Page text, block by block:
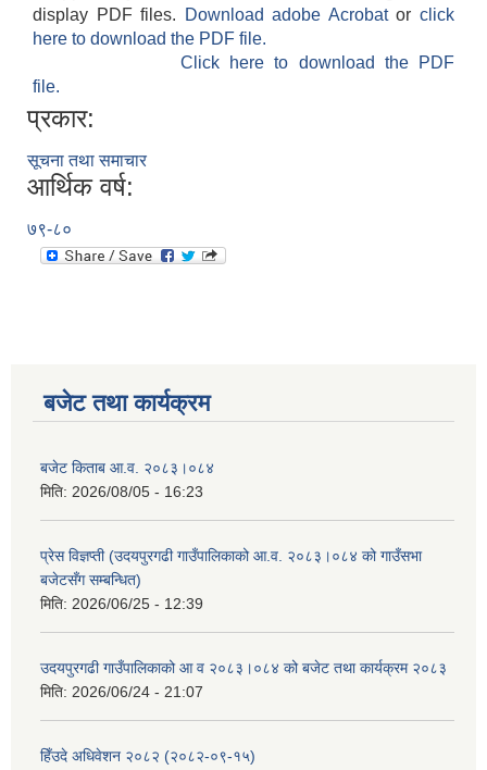
display PDF files.
Download adobe Acrobatorclick
here to download the PDF file.
Click here to download the PDF
file.
प्रकार:
सूचना तथा समाचार
आर्थिक वर्ष:
७९-८०
बजेट तथा कार्यक्रम
बजेट किताब आ.व. २०८३।०८४
मिति: 2026/08/05 - 16:23
प्रेस विज्ञप्ती (उदयपुरगढी गाउँपालिकाको आ.व. २०८३।०८४ को गाउँसभा
बजेटसँग सम्बन्धित)
मिति: 2026/06/25 - 12:39
उदयपुरगढी गाउँपालिकाको आ व २०८३।०८४ को बजेट तथा कार्यक्रम २०८३
मिति: 2026/06/24 - 21:07
हिँउदे अधिवेशन २०८२ (२०८२-०९-१५)